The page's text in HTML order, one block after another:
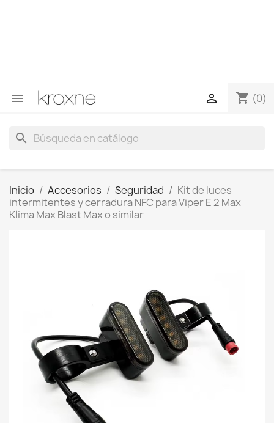
 shopping_cart (0)

search
Inicio Accesorios Seguridad
Kit de luces
intermitentes y cerradura NFC para Viper E 2 Max
Klima Max Blast Max o similar